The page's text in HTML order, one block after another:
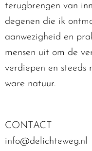
terugbrengen van
degenen die ik
aanwezigheid en
mensen uit om de
verdiepen en steeds
ware natuur.
CONTACT
info@delichteweg.nl